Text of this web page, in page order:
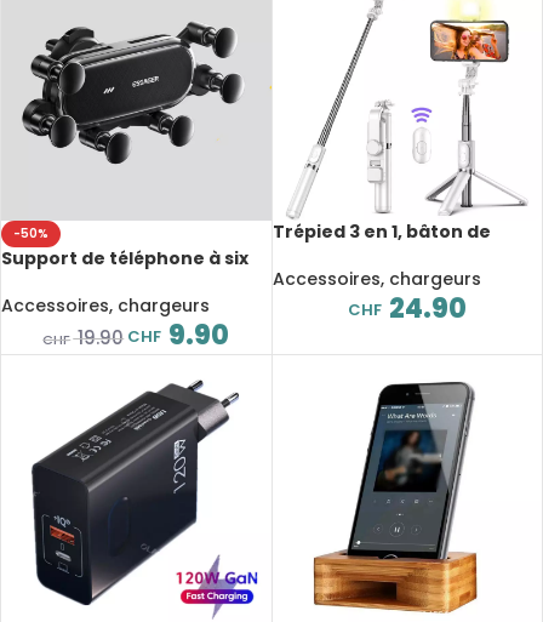
-50%
Support de téléphone à six
gravitationnel
Accessoires, chargeurs
CHF19.90 CHF 9.90
Trépied 3 en 1, bâton de
3 modes d’éclairage, avec
télécommande Bluetooth
Accessoires, chargeurs
CHF 24.90